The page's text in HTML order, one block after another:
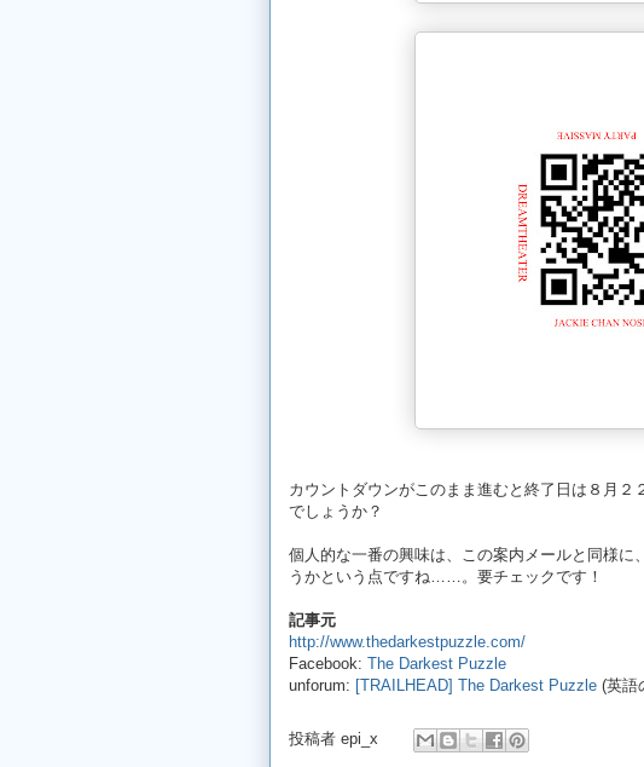
カウントダウンがこのまま進むと終了日は８月
でしょうか？
個人的な一番の興味は、この案内メールと同様
うかという点ですね……。要チェックです！
記事元
http://www.thedarkestpuzzle.com/
Facebook: The Darkest Puzzle
unforum: [TRAILHEAD] The Darkest Puzzle (英語
投稿者 epi_x